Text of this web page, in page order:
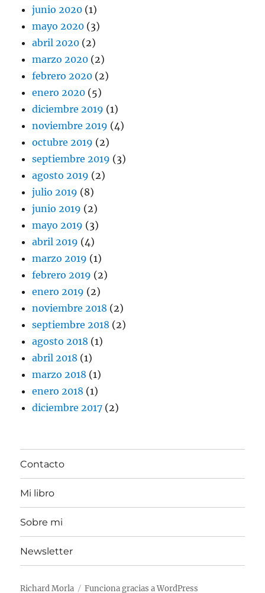
junio 2020 (1)
mayo 2020 (3)
abril 2020 (2)
marzo 2020 (2)
febrero 2020 (2)
enero 2020 (5)
diciembre 2019 (1)
noviembre 2019 (4)
octubre 2019 (2)
septiembre 2019 (3)
agosto 2019 (2)
julio 2019 (8)
junio 2019 (2)
mayo 2019 (3)
abril 2019 (4)
marzo 2019 (1)
febrero 2019 (2)
enero 2019 (2)
noviembre 2018 (2)
septiembre 2018 (2)
agosto 2018 (1)
abril 2018 (1)
marzo 2018 (1)
enero 2018 (1)
diciembre 2017 (2)
Contacto
Mi libro
Sobre mi
Newsletter
Richard Morla Funciona gracias a WordPress